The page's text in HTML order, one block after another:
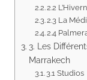
2.2
2.3 La
2.4
3. Les
Marrakech
3.1 Studios